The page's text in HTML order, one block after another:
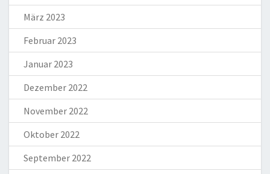
März 2023
Februar 2023
Januar 2023
Dezember 2022
November 2022
Oktober 2022
September 2022